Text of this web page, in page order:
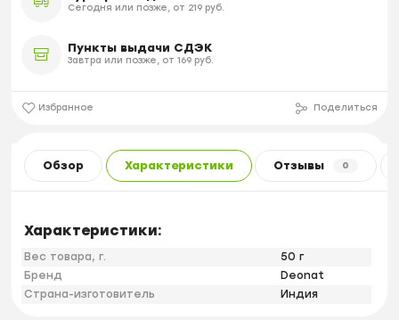
Сегодня или позже, от 219 руб.
Пункты выдачи СДЭК
Завтра или позже, от 169 руб.
Избранное Поделиться
Обзор Характеристики Отзывы 0
Характеристики:
Вес товара, г.
50 г
Бренд
Deonat
Страна-изготовитель
Индия